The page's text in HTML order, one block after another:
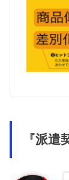
『派